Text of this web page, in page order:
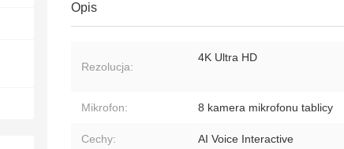
Opis
Rezolucja:
4K Ultra HD
Mikrofon: 8 kamera mikrofonu tablicy
Cechy: AI Voice Interactive